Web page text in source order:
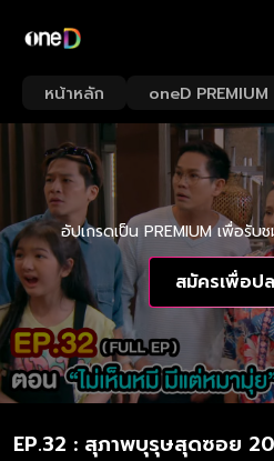
หน้าหลัก oneD PREMIUM
อัปเกรดเป็น PREMIUM เพื่อรั
สมัครเพื่อป
EP.32 : สุภาพบุรุษสุดซอย